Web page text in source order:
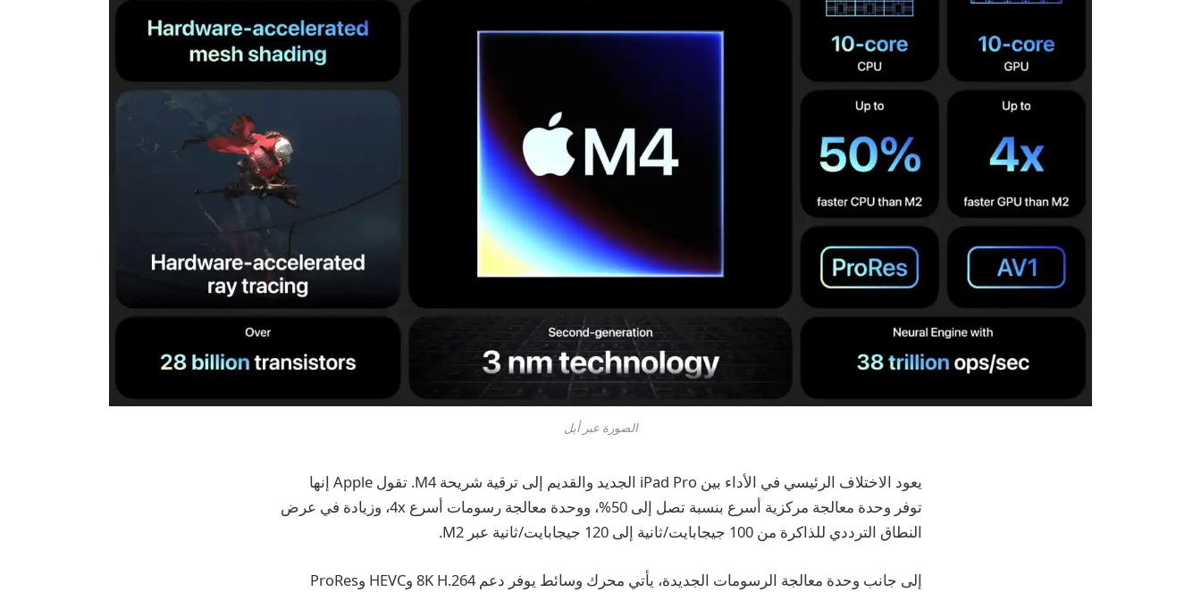
الصورة عبر أبل
يعود الاختلاف الرئيسي في الأداء بين iPad Pro الجديد والقديم إلى ترقية شريحة M4. تقول Apple إنها
توفر وحدة معالجة مركزية أسرع بنسبة تصل إلى 50%، ووحدة معالجة رسومات أسرع 4x، وزيادة في عرض
النطاق الترددي للذاكرة من 100 جيجابايت/ثانية إلى 120 جيجابايت/ثانية عبر M2.
إلى جانب وحدة معالجة الرسومات الجديدة، يأتي محرك وسائط يوفر دعم 8K H.264 وHEVC وProRes